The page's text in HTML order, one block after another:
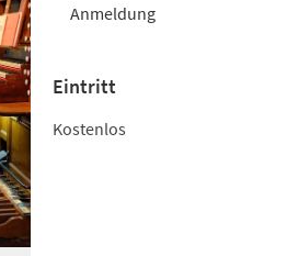
Anmeldung
Eintritt
Kostenlos